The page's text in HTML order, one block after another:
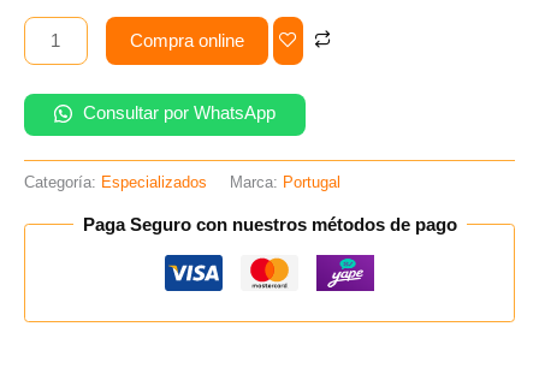
Compra online
Consultar por WhatsApp
Categoría: Especializados Marca: Portugal
Paga Seguro con nuestros métodos de pago